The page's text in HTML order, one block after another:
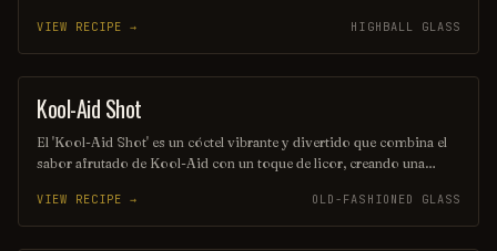
adornado con una rodaja de limón o lima, lo que realza su sabor y
aroma. Ideal para cualquier ocasión, es una opción popular entre los
amantes de los cócteles.
VIEW RECIPE → HIGHBALL GLASS
SHOT
Kool-Aid Shot
El 'Kool-Aid Shot' es un cóctel vibrante y divertido que combina el
sabor afrutado de Kool-Aid con un toque de licor, creando una
reuniones, este trago es fácil de preparar y seguro que alegrará el
ambiente. ¡Disfrútalo frío y comparte la diversión!
VIEW RECIPE → OLD-FASHIONED GLASS